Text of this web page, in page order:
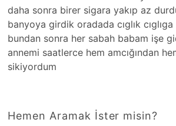
daha sonra birer sigara yakıp az
banyoya girdik oradada cıglık
bundan sonra her sabah babam işe
annemi saatlerce hem amcığından
sikiyordum
Hemen Aramak İster misin?